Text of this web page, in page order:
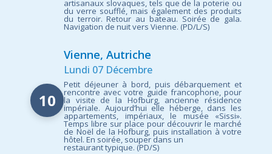
artisanaux slovaques, tels que de la poterie ou
du verre soufflé, mais également des produits
du terroir. Retour au bateau. Soirée de gala.
Navigation de nuit vers Vienne. (PD/L/S)
10
Vienne, Autriche
Lundi 07 Décembre
Petit déjeuner à bord, puis débarquement et
rencontre avec votre guide francophone, pour
la visite de la Hofburg, ancienne résidence
impériale. Aujourd’hui elle héberge, dans les
appartements, impériaux, le musée «Sissi».
Temps libre sur place pour découvrir le marché
de Noël de la Hofburg, puis installation à votre
hôtel. En soirée, souper dans un
restaurant typique. (PD/S)